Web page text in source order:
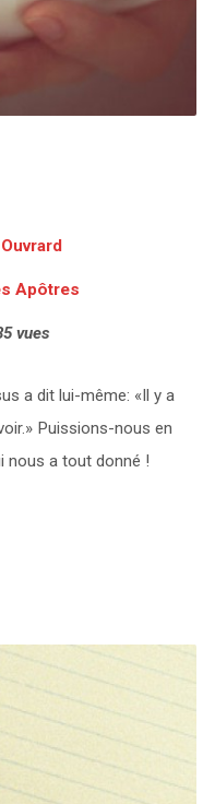
Apôtres
vues
a dit lui-même: «Il y a
Puissions-nous en
nous a tout donné !